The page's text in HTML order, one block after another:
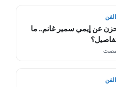
عن إيمي سمير غانم.. ما
مضت